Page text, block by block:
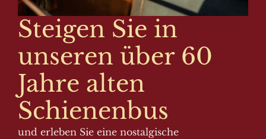
Steigen Sie in
unseren über 60
Jahre alten
Schienenbus
und erleben Sie eine nostalgische